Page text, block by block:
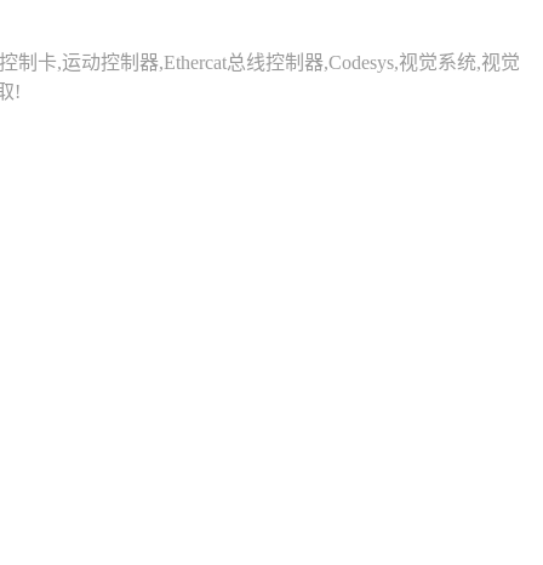
,运动控制器,Ethercat总线控制器,Codesys,视觉系统,视觉
!